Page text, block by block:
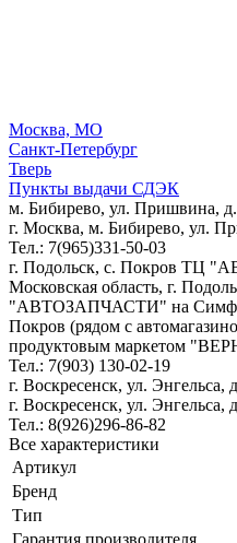
Москва, МО
Санкт-Петербург
Тверь
Пункты выдачи СДЭК
м. Бибирево, ул. Пришвина, д.
г. Москва, м. Бибирево, ул.
Тел.: 7(965)331-50-03
г. Подольск, c. Покров ТЦ
Московская область, г.
"АВТОЗАПЧАСТИ" на
Покров (рядом с
продуктовым маркетом
Тел.: 7(903) 130-02-19
г. Воскресенск, ул. Энгельса,
г. Воскресенск, ул. Энгельса,
Тел.: 8(926)296-86-82
Все характеристики
Артикул
Бренд
Тип
Гарантия производителя